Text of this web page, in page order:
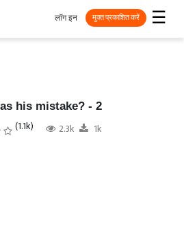
☰
लॉग इन मुक्त प्रकाशित करें
his mistake? - 2
(1.1k) 2.3k 1k